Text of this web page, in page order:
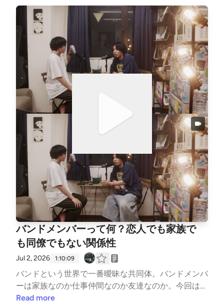
楽してるよな」00:59:05 死滅回遊人。東京に出た若
者は子孫を残せない説01:04:12 どっちが先に結婚す
るか01:06:18 渋谷三現主義書店に、読み終わったゼ
クシィが並ぶ日📝 音楽や映画の話が、いつのまにか
人生の話になっている。毎週木曜20時更新。🎙Kazm
a(Bearwear/UUWorks)× 理久(summerhead/西永福JA
M)▶X: https://x.com/sangen_radio▶Instagram: http
s://www.instagram.com/sangenshugi.radio/📚 渋谷三
現主義書店(渋谷ヒカリエ8F・渋谷◯◯書店内)、営業
中です
屋。僕ら2人が棚主となり、このPodcast内で紹介し
た書籍をいつでも買える本棚「三現主義書店」を始め
ました。さらに後半は、理久の27歳の誕生日を祝う
渋谷ディープ散歩編。レコード屋「NERDS RECORD
STORE」や古着屋「BOY」を巡り、絶品のしゃぶし
ゃぶ「しゃぶ禅」で腹を満たす超濃厚な1日のドキュ
メンタリー。深夜の「clubasia」での人生初クラブ体
験談など、両極端な顔を併せ持つ「渋谷」という街の
ディープな魅力を語り尽くす1時間です。00:00:00 三
現主義ラジオ、渋谷ヒカリエに本屋を開設！？シェア
型書店に出店決定00:04:40 「偏愛」がテーマの本
棚。ラジオで紹介した本を並べます00:10:20 アメリ
カの書店文化と、フラッと立ち寄れる「シェア型本
屋」の面白さ00:13:20 棚主同士のコミュニティと店
番のワクワク感00:17:40 同人誌からZINEカルチャー
へ。個人の「好き」を形にするDIY精神00:27:00 好き
な子にエヴァの漫画を貸した青春。00:30:20 ヒカリ
エの白昼と円山町の深夜。両極端な顔を持つ「渋谷」
という街のギャップ00:35:40 令和の闇市？「シェア
型書店」が持つ混沌とした魅力00:38:00 理久27歳の
誕生日！レコード屋「NERDS」や古着屋を巡る渋谷
散歩00:44:20 古着屋「BOY」のTOMMYさん推薦の
しゃぶしゃぶ「しゃぶ禅」で大満足00:51:10 深夜の
「club asia」で理久、人生初のクラブ体験。00:59:20
三現主義ラジオのオリジナルZINE制作計画と、今後
バンドメンバーって何？恋人でも家族で
も同僚でもない関係性
Jul 2, 2026 1:10:09
バンドという世界で一番曖昧な共同体。バンドメンバ
ーは家族なのか仕事仲間なのか友達なのか。今回は、
理久率いるSummerheadからギターが数日前に脱退し
Read more